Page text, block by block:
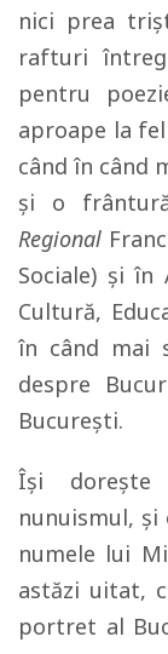
nici prea
rafturi
pentru
aproape la
când în când
şi o
Regional
Sociale) şi în
Cultură,
în când mai
despre
Bucureşti.
Îşi
nunuismul, şi
numele lui
astăzi uitat,
portret al